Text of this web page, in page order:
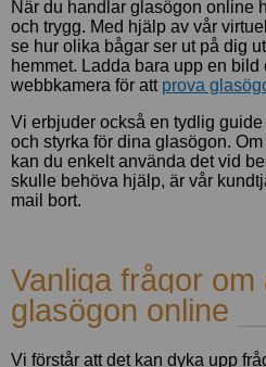
När du handlar glasögon online
och trygg. Med hjälp av vår
se hur olika bågar ser ut på dig
hemmet. Ladda bara upp en
webbkamera för att prova
Vi erbjuder också en tydlig
och styrka för dina glasögon.
kan du enkelt använda det vid
skulle behöva hjälp, är vår
mail bort.
Vanliga frågor om
glasögon online
Vi förstår att det kan dyka upp